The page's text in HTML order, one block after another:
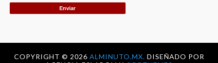
COPYRIGHT © 2026 ALMINUTO.MX. DISEÑADO POR